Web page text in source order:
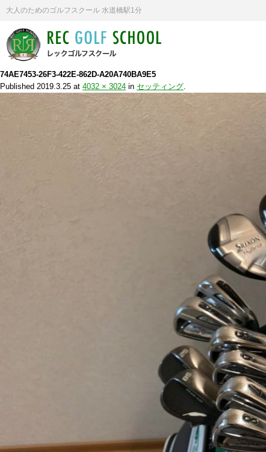
大人のためのゴルフスクール 水道橋駅1分
74AE7453-26F3-422E-862D-A20A740BA9E5
Published 2019.3.25 at 4032 × 3024 in セッティング.